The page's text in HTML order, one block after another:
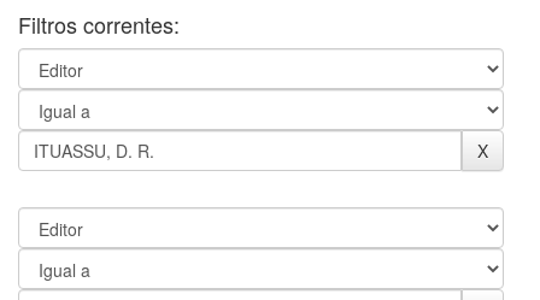
Filtros correntes: